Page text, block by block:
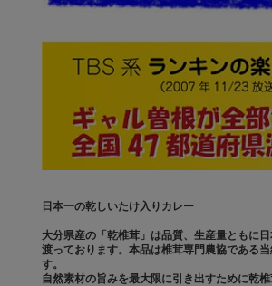
日本一の乾しいたけ入りカレー
大分県産の「乾椎茸」は品質、生産量ともに
渡っております。本品は椎茸専門農協である
す。
自然素材の旨みを最大限に引き出すために乾